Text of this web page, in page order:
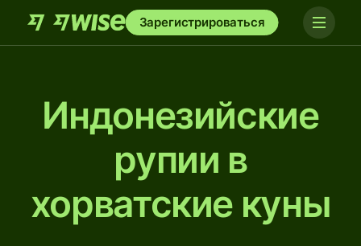
Зарегистрироваться
Индонезийские
рупии в
хорватские куны